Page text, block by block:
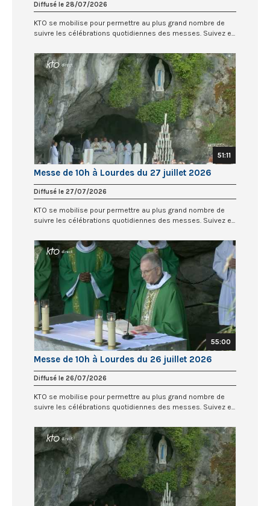
Diffusé le 28/07/2026
KTO se mobilise pour permettre au plus grand nombre de
suivre les célébrations quotidiennes des messes. Suivez e...
51:11
Messe de 10h à Lourdes du 27 juillet 2026
Diffusé le 27/07/2026
KTO se mobilise pour permettre au plus grand nombre de
suivre les célébrations quotidiennes des messes. Suivez e...
55:00
Messe de 10h à Lourdes du 26 juillet 2026
Diffusé le 26/07/2026
KTO se mobilise pour permettre au plus grand nombre de
suivre les célébrations quotidiennes des messes. Suivez e...